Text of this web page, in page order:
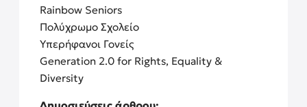
Rainbow Seniors
Πολύχρωμο Σχολείο
Υπερήφανοι Γονείς
Generation 2.0 for Rights, Equality &
Diversity